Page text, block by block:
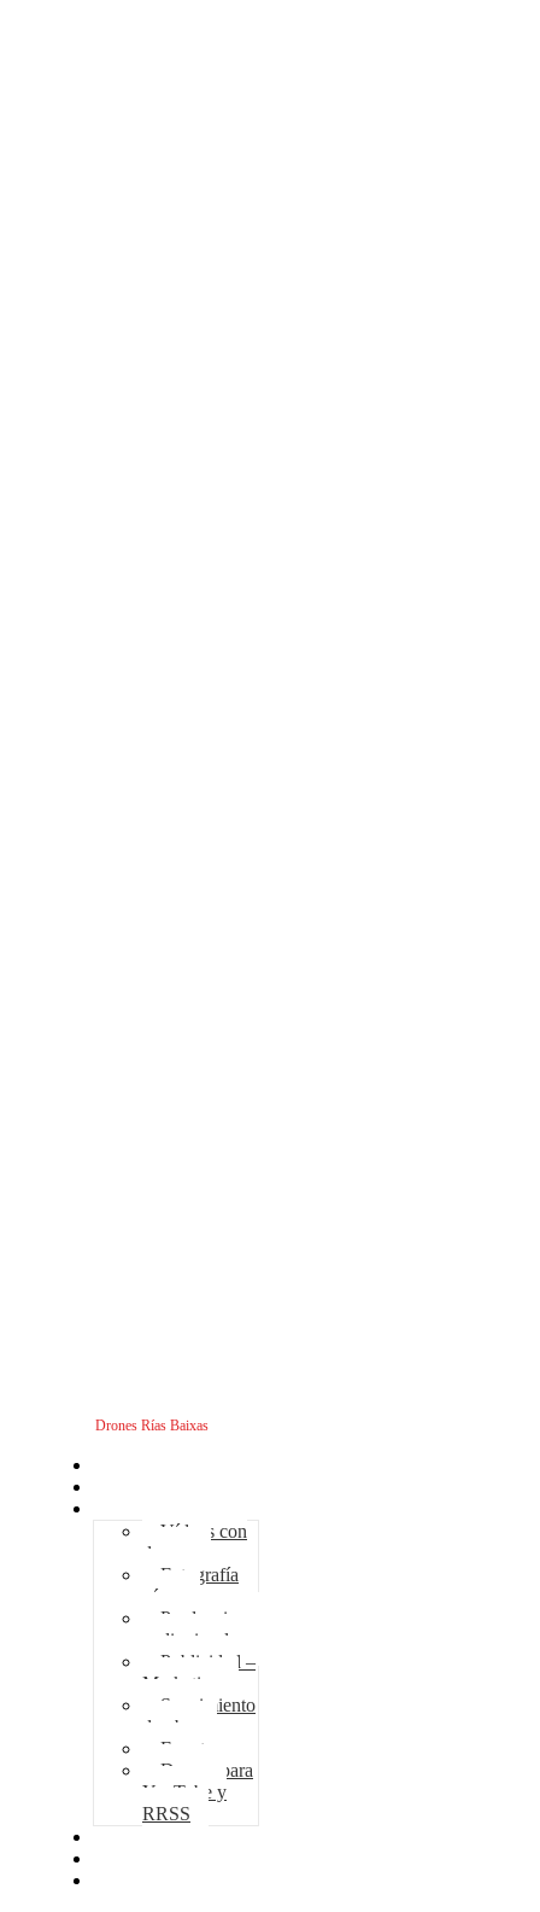
Drones Rías Baixas
Vídeos con
drones
Fotografía
aérea
Producciones
audiovisuales
Publicidad –
Marketing
Seguimiento
de obra
Eventos
Drones para
YouTube y
RRSS